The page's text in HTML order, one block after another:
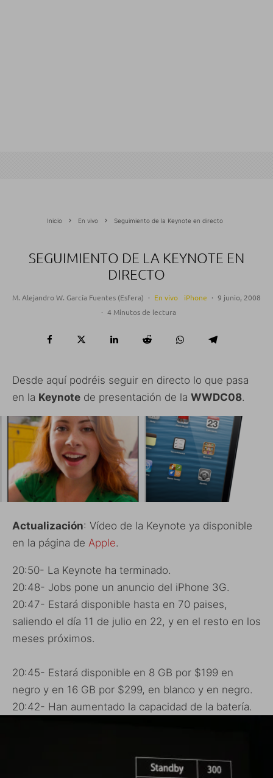
Inicio En vivo Seguimiento de la Keynote en directo
SEGUIMIENTO DE LA KEYNOTE EN
DIRECTO
M. Alejandro W. García Fuentes (Esfera) · En vivo iPhone · 9 junio, 2008
· 4 Minutos de lectura
Desde aquí podréis seguir en directo lo que pasa
en la Keynote de presentación de la WWDC08.
Actualización: Vídeo de la Keynote ya disponible
en la página de Apple.
20:50- La Keynote ha terminado.
20:48- Jobs pone un anuncio del iPhone 3G.
20:47- Estará disponible hasta en 70 paises,
saliendo el día 11 de julio en 22, y en el resto en los
meses próximos.
20:45- Estará disponible en 8 GB por $199 en
negro y en 16 GB por $299, en blanco y en negro.
20:42- Han aumentado la capacidad de la batería.